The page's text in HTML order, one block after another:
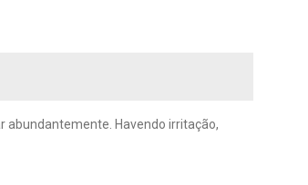
abundantemente. Havendo irritação,